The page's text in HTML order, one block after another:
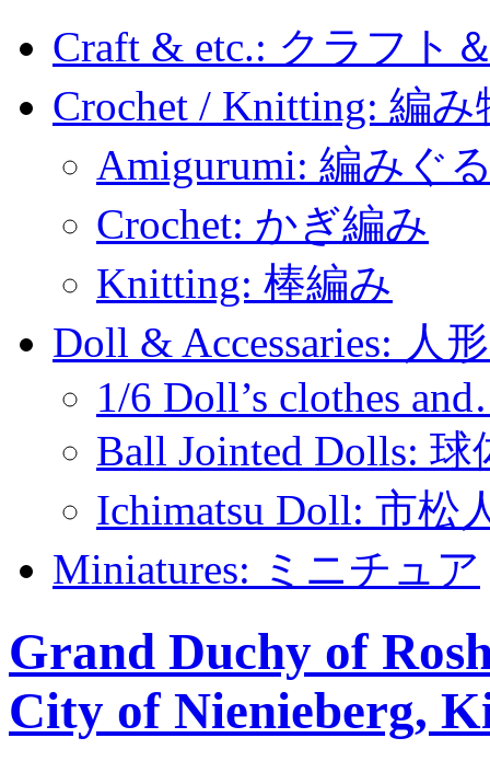
Craft & etc.: クラフト
Crochet / Knitting: 編み
Amigurumi: 編みぐ
Crochet: かぎ編み
Knitting: 棒編み
Doll & Accessaries: 人
1/6 Doll’s clothes
Ball Jointed Dolls:
Ichimatsu Doll: 市松
Miniatures: ミニチュア
Grand Duchy of
City of Nienieberg,